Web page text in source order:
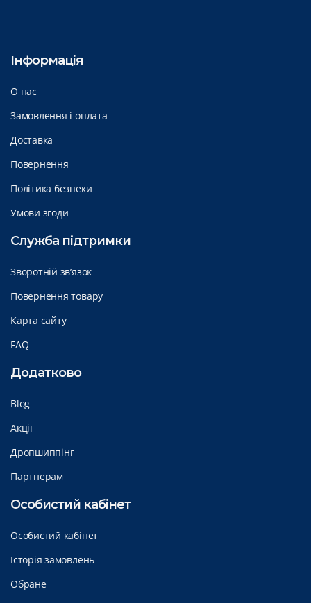
Інформація
О нас
Замовлення і оплата
Доставка
Повернення
Політика безпеки
Умови згоди
Служба підтримки
Зворотній зв’язок
Повернення товару
Карта сайту
FAQ
Додатково
Blog
Акції
Дропшиппінг
Партнерам
Особистий кабінет
Особистий кабінет
Історія замовлень
Обране